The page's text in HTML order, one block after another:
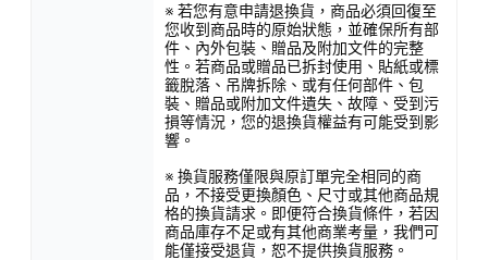
※ 若您有意申請退換貨，商品必須回復至
您收到商品時的原始狀態，並確保所有部
件、內外包裝、贈品及附加文件的完整
性。若商品或贈品已拆封使用、貼紙或標
籤脫落、吊牌拆除、或有任何部件、包
裝、贈品或附加文件遺失、故障、受到污
損等情況，您的退換貨權益有可能受到影
響。
※ 換貨服務僅限與原訂單完全相同的商
品，不接受更換顏色、尺寸或其他商品規
格的換貨請求。即便符合換貨條件，若因
商品庫存不足或有其他商業考量，我們可
能僅接受退貨，恕不提供換貨服務。